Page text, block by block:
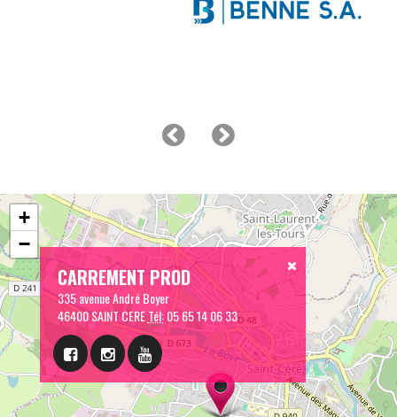
CARREMENT PROD
335 avenue André Boyer
46400 SAINT CERETél:05 65 14 06 33
+
−